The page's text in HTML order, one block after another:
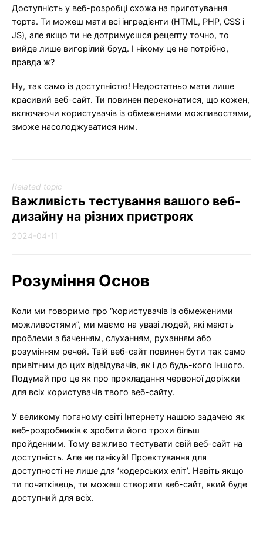
Доступність у веб-розробці схожа на приготування
торта. Ти можеш мати всі інгредієнти (HTML, PHP, CSS і
JS), але якщо ти не дотримуєшся рецепту точно, то
вийде лише вигорілий бруд. І нікому це не потрібно,
правда ж?
Ну, так само із доступністю! Недостатньо мати лише
красивий веб-сайт. Ти повинен переконатися, що кожен,
включаючи користувачів із обмеженими можливостями,
зможе насолоджуватися ним.
Related topic
Важливість тестування вашого веб-
дизайну на різних пристроях
2024-04-11
Розуміння Основ
Коли ми говоримо про “користувачів із обмеженими
можливостями”, ми маємо на увазі людей, які мають
проблеми з баченням, слуханням, руханням або
розумінням речей. Твій веб-сайт повинен бути так само
привітним до цих відвідувачів, як і до будь-кого іншого.
Подумай про це як про прокладання червоної доріжки
для всіх користувачів твого веб-сайту.
У великому поганому світі Інтернету нашою задачею як
веб-розробників є зробити його трохи більш
пройденним. Тому важливо тестувати свій веб-сайт на
доступність. Але не панікуй! Проектування для
доступності не лише для ‘кодерських еліт’. Навіть якщо
ти початківець, ти можеш створити веб-сайт, який буде
доступний для всіх.